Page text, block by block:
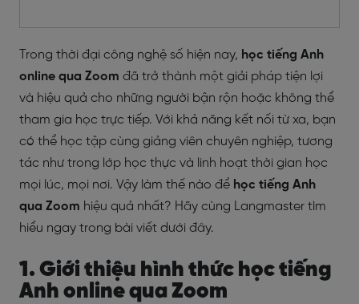
Trong thời đại công nghệ số hiện nay, học tiếng Anh
online qua Zoom đã trở thành một giải pháp tiện lợi
và hiệu quả cho những người bận rộn hoặc không thể
tham gia học trực tiếp. Với khả năng kết nối từ xa, bạn
có thể học tập cùng giảng viên chuyên nghiệp, tương
tác như trong lớp học thực và linh hoạt thời gian học
mọi lúc, mọi nơi. Vậy làm thế nào để học tiếng Anh
qua Zoom hiệu quả nhất? Hãy cùng Langmaster tìm
hiểu ngay trong bài viết dưới đây.
1. Giới thiệu hình thức học tiếng
Anh online qua Zoom